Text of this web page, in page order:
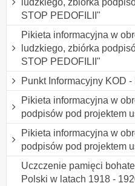
STOP PEDOFILII"
Pikieta informacyjna w
ludzkiego, zbiórka
STOP PEDOFILII"
Punkt Informacyjny KOD
Pikieta informacyjna w
podpisów pod projektem
Pikieta informacyjna w
podpisów pod projektem
Uczczenie pamięci
Polski w latach 1918 -